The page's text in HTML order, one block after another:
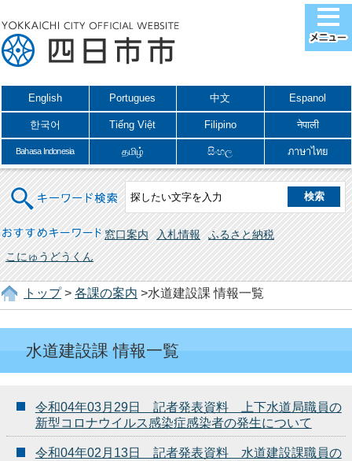
English Portugues 中文 Espanol
한국어 Tiếng Việt Filipino नेपाली
Bahasa Indonesia தமிழ் සිංහල ภาษาไทย
キーワード検索
おすすめキーワード 窓口案内 入札情報
ふるさと納税
こにゅうどうくん
トップ> 各課の案内 >水道建設課 情報一覧
水道建設課 情報一覧
令和04年03月29日 記者発表資料 上下水道局職員の
新型コロナウイルス感染症感染者の発生について
令和04年02月13日 記者発表資料 水道建設課職員の